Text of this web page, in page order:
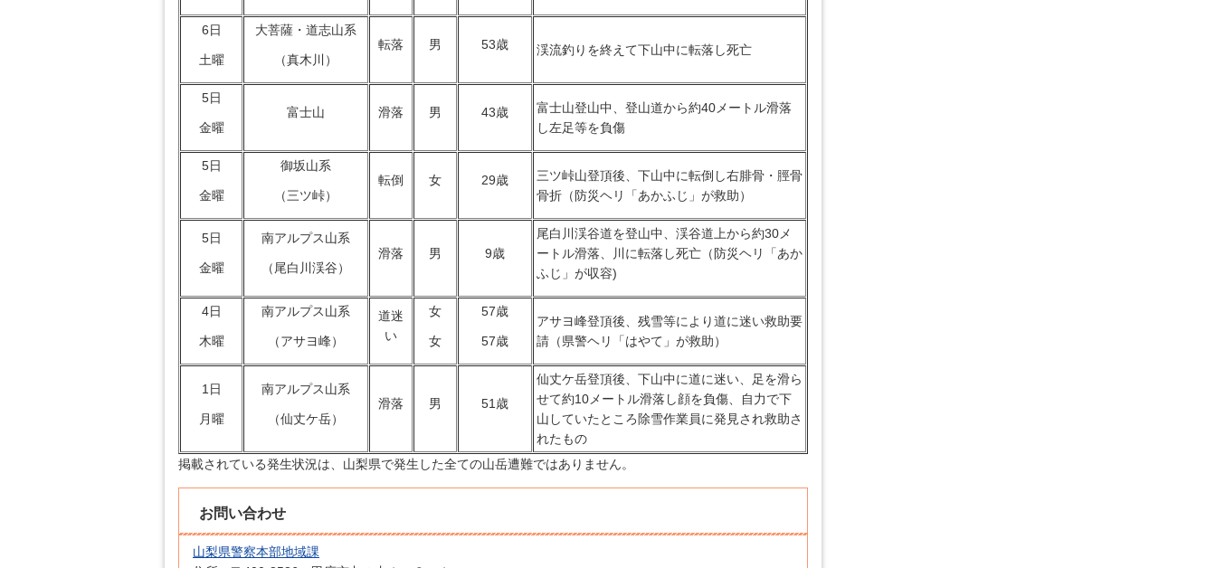
6日
土曜
大菩薩・道志山系
（真木川）
転落 男 53歳 渓流釣りを終えて下山中に転落し死亡
5日
金曜
富士山 滑落 男 43歳
富士山登山中、登山道から約40メートル滑落
し左足等を負傷
5日
金曜
御坂山系
（三ツ峠）
転倒 女 29歳
三ツ峠山登頂後、下山中に転倒し右腓骨・脛骨
骨折（防災ヘリ「あかふじ」が救助）
5日
金曜
南アルプス山系
（尾白川渓谷）
滑落 男 9歳
尾白川渓谷道を登山中、渓谷道上から約30メ
ートル滑落、川に転落し死亡（防災ヘリ「あか
ふじ」が収容)
4日
木曜
南アルプス山系
（アサヨ峰）
道迷
い
女
女
57歳
57歳
アサヨ峰登頂後、残雪等により道に迷い救助要
請（県警ヘリ「はやて」が救助）
1日
月曜
南アルプス山系
（仙丈ケ岳）
滑落 男 51歳
仙丈ケ岳登頂後、下山中に道に迷い、足を滑ら
せて約10メートル滑落し顔を負傷、自力で下
山していたところ除雪作業員に発見され救助さ
れたもの
掲載されている発生状況は、山梨県で発生した全ての山岳遭難ではありません。
お問い合わせ
山梨県警察本部地域課